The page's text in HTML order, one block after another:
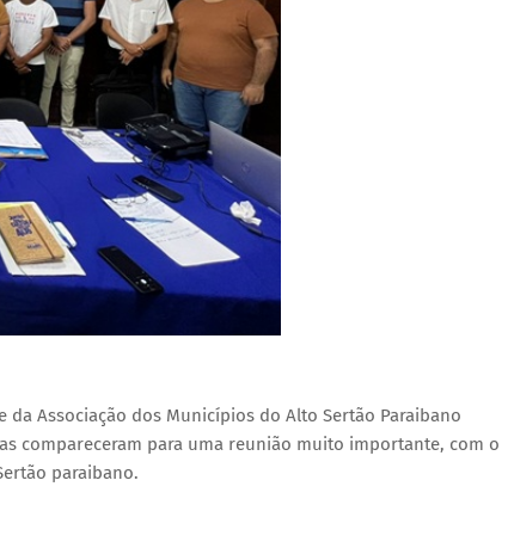
Associação dos Municípios do Alto Sertão Paraibano
compareceram para uma reunião muito importante, com o
paraibano.